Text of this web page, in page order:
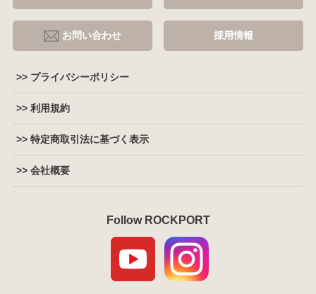
お問い合わせ 採用情報
>> プライバシーポリシー
>> 利用規約
>> 特定商取引法に基づく表示
>> 会社概要
Follow ROCKPORT